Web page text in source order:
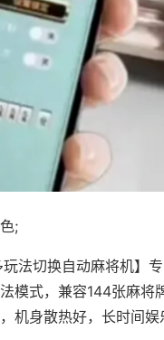
;
玩法切换自动麻将机
模式，兼容144张麻将
机身散热好，长时间